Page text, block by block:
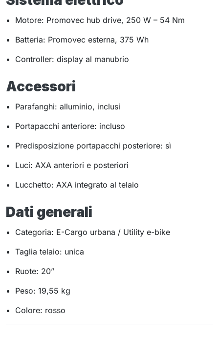
Motore: Promovec hub drive, 250 W – 54 Nm
Batteria: Promovec esterna, 375 Wh
Controller: display al manubrio
Accessori
Parafanghi: alluminio, inclusi
Portapacchi anteriore: incluso
Predisposizione portapacchi posteriore: sì
Luci: AXA anteriori e posteriori
Lucchetto: AXA integrato al telaio
Dati generali
Categoria: E-Cargo urbana / Utility e-bike
Taglia telaio: unica
Ruote: 20”
Peso: 19,55 kg
Colore: rosso